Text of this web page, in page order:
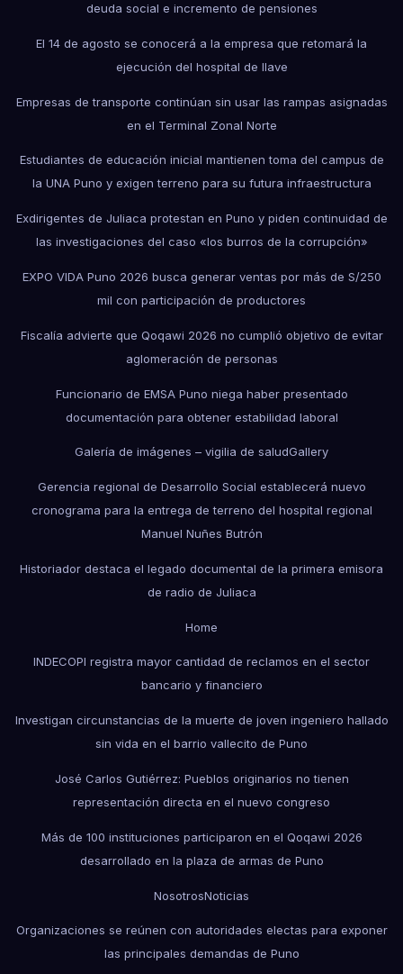
deuda social e incremento de pensiones
El 14 de agosto se conocerá a la empresa que retomará la
ejecución del hospital de Ilave
Empresas de transporte continúan sin usar las rampas asignadas
en el Terminal Zonal Norte
Estudiantes de educación inicial mantienen toma del campus de
la UNA Puno y exigen terreno para su futura infraestructura
Exdirigentes de Juliaca protestan en Puno y piden continuidad de
las investigaciones del caso «los burros de la corrupción»
EXPO VIDA Puno 2026 busca generar ventas por más de S/250
mil con participación de productores
Fiscalía advierte que Qoqawi 2026 no cumplió objetivo de evitar
aglomeración de personas
Funcionario de EMSA Puno niega haber presentado
documentación para obtener estabilidad laboral
Galería de imágenes – vigilia de saludGallery
Gerencia regional de Desarrollo Social establecerá nuevo
cronograma para la entrega de terreno del hospital regional
Manuel Nuñes Butrón
Historiador destaca el legado documental de la primera emisora
de radio de Juliaca
Home
INDECOPI registra mayor cantidad de reclamos en el sector
bancario y financiero
Investigan circunstancias de la muerte de joven ingeniero hallado
sin vida en el barrio vallecito de Puno
José Carlos Gutiérrez: Pueblos originarios no tienen
representación directa en el nuevo congreso
Más de 100 instituciones participaron en el Qoqawi 2026
desarrollado en la plaza de armas de Puno
NosotrosNoticias
Organizaciones se reúnen con autoridades electas para exponer
las principales demandas de Puno